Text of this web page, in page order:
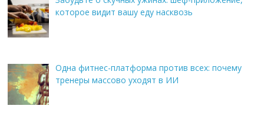
которое видит вашу еду насквозь
Одна фитнес-платформа против всех: почему
тренеры массово уходят в ИИ